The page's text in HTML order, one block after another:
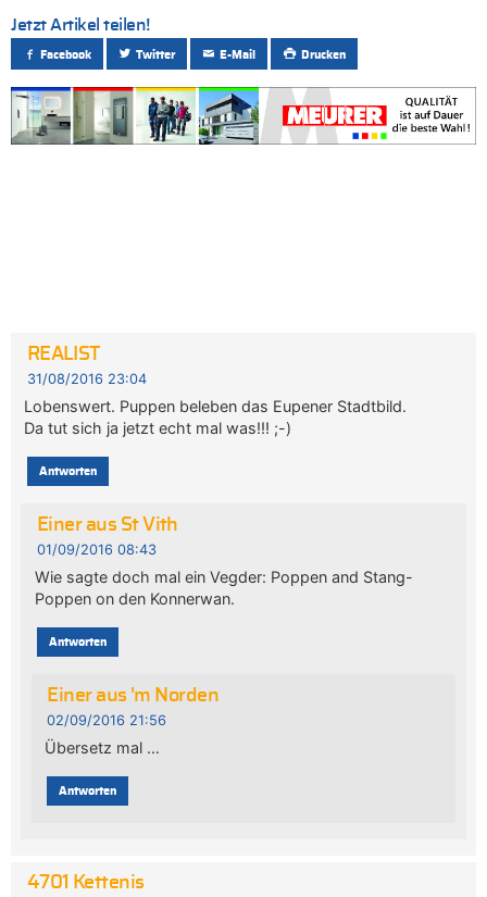
Jetzt Artikel teilen!
Facebook Twitter E-Mail Drucken
REALIST
31/08/2016 23:04
Lobenswert. Puppen beleben das Eupener Stadtbild.
Da tut sich ja jetzt echt mal was!!! ;-)
Antworten
Einer aus St Vith
01/09/2016 08:43
Wie sagte doch mal ein Vegder: Poppen and Stang-
Poppen on den Konnerwan.
Antworten
Einer aus 'm Norden
02/09/2016 21:56
Übersetz mal …
Antworten
4701 Kettenis